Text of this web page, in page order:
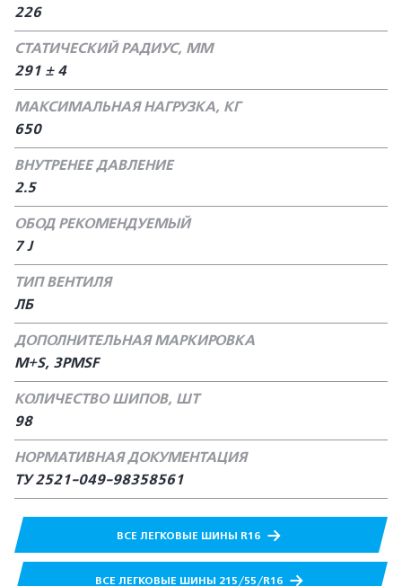
226
СТАТИЧЕСКИЙ РАДИУС, ММ
291 ± 4
МАКСИМАЛЬНАЯ НАГРУЗКА, КГ
650
ВНУТРЕНЕЕ ДАВЛЕНИЕ
2.5
ОБОД РЕКОМЕНДУЕМЫЙ
7 J
ТИП ВЕНТИЛЯ
ЛБ
ДОПОЛНИТЕЛЬНАЯ МАРКИРОВКА
M+S, 3PMSF
КОЛИЧЕСТВО ШИПОВ, ШТ
98
НОРМАТИВНАЯ ДОКУМЕНТАЦИЯ
ТУ 2521-049-98358561
ВСЕ ЛЕГКОВЫЕ ШИНЫ R16
ВСЕ ЛЕГКОВЫЕ ШИНЫ 215/55/R16